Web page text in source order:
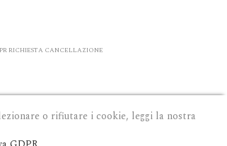
RICHIESTA CANCELLAZIONE
o rifiutare i cookie, leggi la nostra